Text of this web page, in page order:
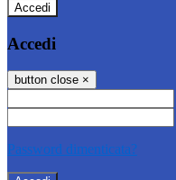
Accedi
Accedi
button close ×
Password dimenticata?